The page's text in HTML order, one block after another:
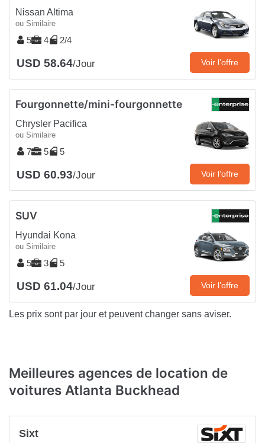
Nissan Altima
ou Similaire
5 4 2/4
USD 58.64/Jour Voir l’offre
Fourgonnette/mini-fourgonnette
Chrysler Pacifica
ou Similaire
7 5 5
USD 60.93/Jour Voir l’offre
SUV
Hyundai Kona
ou Similaire
5 3 5
USD 61.04/Jour Voir l’offre
Les prix sont par jour et peuvent changer sans aviser.
Meilleures agences de location de
voitures Atlanta Buckhead
Sixt